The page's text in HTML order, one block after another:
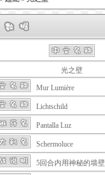
光之壁
Mur Lumière
Lichtschild
Pantalla Luz
Schermoluce
5回合内用神秘的墙